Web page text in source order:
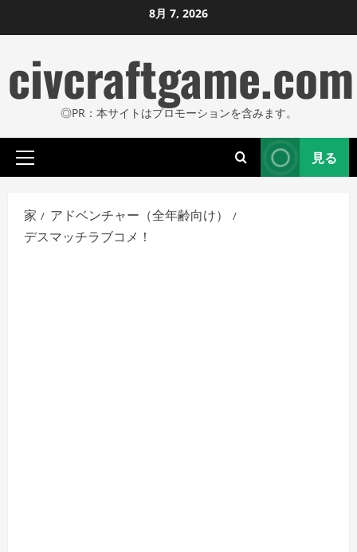
ン
ン
ツ
ス
ッ
8月 7, 2026
civcraftgame.com
◎PR：本サイトはプロモーションを含みます。
プ
イ
マ
リ
見る
家
アドベンチャー（全年齢向け）
デスマッチラブコメ！